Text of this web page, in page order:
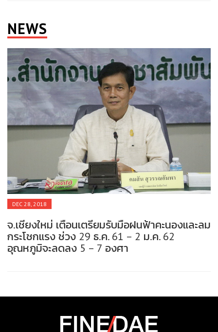
NEWS
DEC 28, 2018
จ.เชียงใหม่ เตือนเตรียมรับมือฝนฟ้าคะนองและลม
กระโชกแรง ช่วง 29 ธ.ค. 61 – 2 ม.ค. 62
อุณหภูมิจะลดลง 5 – 7 องศา